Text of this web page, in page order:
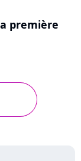
première